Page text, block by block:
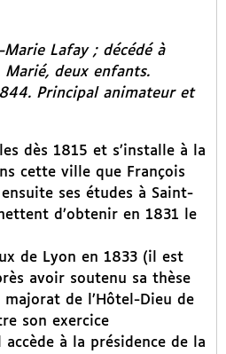
Lafay ; décédé à
deux enfants.
Principal animateur et
dès 1815 et s’installe à la
cette ville que François
ses études à Saint-
d’obtenir en 1831 le
de Lyon en 1833 (il est
avoir soutenu sa thèse
de l’Hôtel-Dieu de
son exercice
à la présidence de la